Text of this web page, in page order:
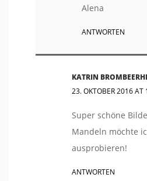
Alena
ANTWORTEN
KATRIN
23. OKTOBER 2016 AT
Super schöne
Mandeln möchte
ausprobieren!
ANTWORTEN